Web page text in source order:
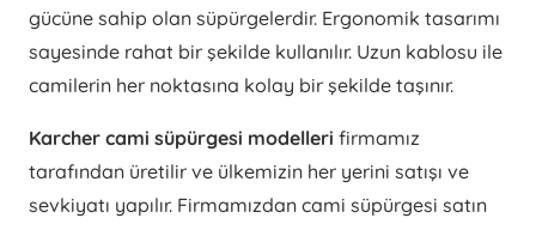
gücüne sahip olan süpürgelerdir. Ergonomik tasarımı
sayesinde rahat bir şekilde kullanılır. Uzun kablosu ile
camilerin her noktasına kolay bir şekilde taşınır.
Karcher cami süpürgesi modelleri firmamız
tarafından üretilir ve ülkemizin her yerini satışı ve
sevkiyatı yapılır. Firmamızdan cami süpürgesi satın